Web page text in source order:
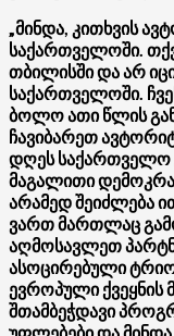
„მინდა, კითხვის
საქართველოში.
თბილისში და არ
საქართველოში.
ბოლო ათი წლის
ჩავიბარეთ
დღეს საქართველო
მაგალითი
არამედ შეიძლება
ვართ მართლაც
აღმოსავლეთ
ასოცირებული
ევროპული ქვეყნის
შთამბეჭდავი